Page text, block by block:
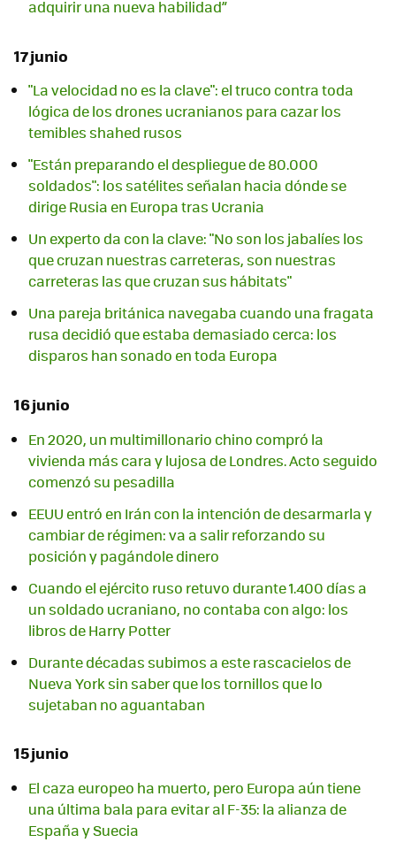
adquirir una nueva habilidad”
17 junio
"La velocidad no es la clave": el truco contra toda
lógica de los drones ucranianos para cazar los
temibles shahed rusos
"Están preparando el despliegue de 80.000
soldados": los satélites señalan hacia dónde se
dirige Rusia en Europa tras Ucrania
Un experto da con la clave: "No son los jabalíes los
que cruzan nuestras carreteras, son nuestras
carreteras las que cruzan sus hábitats"
Una pareja británica navegaba cuando una fragata
rusa decidió que estaba demasiado cerca: los
disparos han sonado en toda Europa
16 junio
En 2020, un multimillonario chino compró la
vivienda más cara y lujosa de Londres. Acto seguido
comenzó su pesadilla
EEUU entró en Irán con la intención de desarmarla y
cambiar de régimen: va a salir reforzando su
posición y pagándole dinero
Cuando el ejército ruso retuvo durante 1.400 días a
un soldado ucraniano, no contaba con algo: los
libros de Harry Potter
Durante décadas subimos a este rascacielos de
Nueva York sin saber que los tornillos que lo
sujetaban no aguantaban
15 junio
El caza europeo ha muerto, pero Europa aún tiene
una última bala para evitar al F-35: la alianza de
España y Suecia